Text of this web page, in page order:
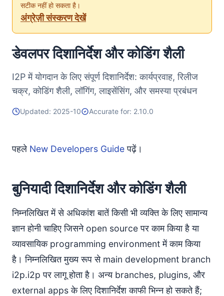
सटीक नहीं हो सकता है।
अंग्रेज़ी संस्करण देखें
डेवलपर दिशानिर्देश और कोडिंग शैली
I2P में योगदान के लिए संपूर्ण दिशानिर्देश: कार्यप्रवाह, रिलीज
चक्र, कोडिंग शैली, लॉगिंग, लाइसेंसिंग, और समस्या प्रबंधन
Updated: 2025-10 Accurate for: 2.10.0
पहले New Developers Guideपढ़ें।
बुनियादी दिशानिर्देश और कोडिंग शैली
निम्नलिखित में से अधिकांश बातें किसी भी व्यक्ति के लिए सामान्य
ज्ञान होनी चाहिए जिसने open source पर काम किया है या
व्यावसायिक programming environment में काम किया
है। निम्नलिखित मुख्य रूप से main development branch
i2p.i2p पर लागू होता है। अन्य branches, plugins, और
external apps के लिए दिशानिर्देश काफी भिन्न हो सकते हैं;